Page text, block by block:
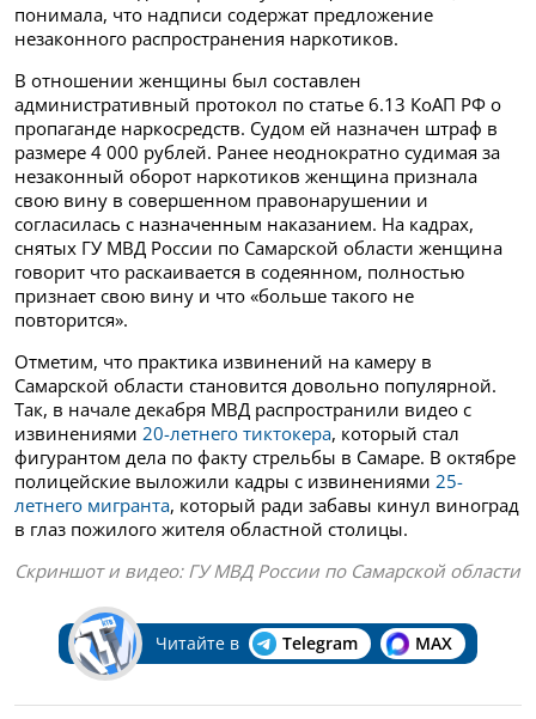
понимала, что надписи содержат предложение
незаконного распространения наркотиков.
В отношении женщины был составлен
административный протокол по статье 6.13 КоАП РФ о
пропаганде наркосредств. Судом ей назначен штраф в
размере 4 000 рублей. Ранее неоднократно судимая за
незаконный оборот наркотиков женщина признала
свою вину в совершенном правонарушении и
согласилась с назначенным наказанием. На кадрах,
снятых ГУ МВД России по Самарской области женщина
говорит что раскаивается в содеянном, полностью
признает свою вину и что «больше такого не
повторится».
Отметим, что практика извинений на камеру в
Самарской области становится довольно популярной.
Так, в начале декабря МВД распространили видео с
извинениями 20-летнего тиктокера, который стал
фигурантом дела по факту стрельбы в Самаре. В октябре
полицейские выложили кадры с извинениями 25-
летнего мигранта, который ради забавы кинул виноград
в глаз пожилого жителя областной столицы.
Скриншот и видео: ГУ МВД России по Самарской области
Читайте в Telegram MAX